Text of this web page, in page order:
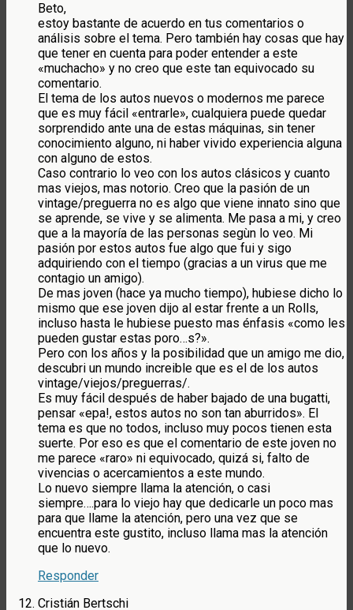
Beto,
estoy bastante de acuerdo en tus comentarios o
análisis sobre el tema. Pero también hay cosas que hay
que tener en cuenta para poder entender a este
«muchacho» y no creo que este tan equivocado su
comentario.
El tema de los autos nuevos o modernos me parece
que es muy fácil «entrarle», cualquiera puede quedar
sorprendido ante una de estas máquinas, sin tener
conocimiento alguno, ni haber vivido experiencia alguna
con alguno de estos.
Caso contrario lo veo con los autos clásicos y cuanto
mas viejos, mas notorio. Creo que la pasión de un
vintage/preguerra no es algo que viene innato sino que
se aprende, se vive y se alimenta. Me pasa a mi, y creo
que a la mayoría de las personas segùn lo veo. Mi
pasión por estos autos fue algo que fui y sigo
adquiriendo con el tiempo (gracias a un virus que me
contagio un amigo).
De mas joven (hace ya mucho tiempo), hubiese dicho lo
mismo que ese joven dijo al estar frente a un Rolls,
incluso hasta le hubiese puesto mas énfasis «como les
pueden gustar estas poro…s?».
Pero con los años y la posibilidad que un amigo me dio,
descubri un mundo increible que es el de los autos
vintage/viejos/preguerras/.
Es muy fácil después de haber bajado de una bugatti,
pensar «epa!, estos autos no son tan aburridos». El
tema es que no todos, incluso muy pocos tienen esta
suerte. Por eso es que el comentario de este joven no
me parece «raro» ni equivocado, quizá si, falto de
vivencias o acercamientos a este mundo.
Lo nuevo siempre llama la atención, o casi
siempre….para lo viejo hay que dedicarle un poco mas
para que llame la atención, pero una vez que se
encuentra este gustito, incluso llama mas la atención
que lo nuevo.
Responder
Cristián Bertschi